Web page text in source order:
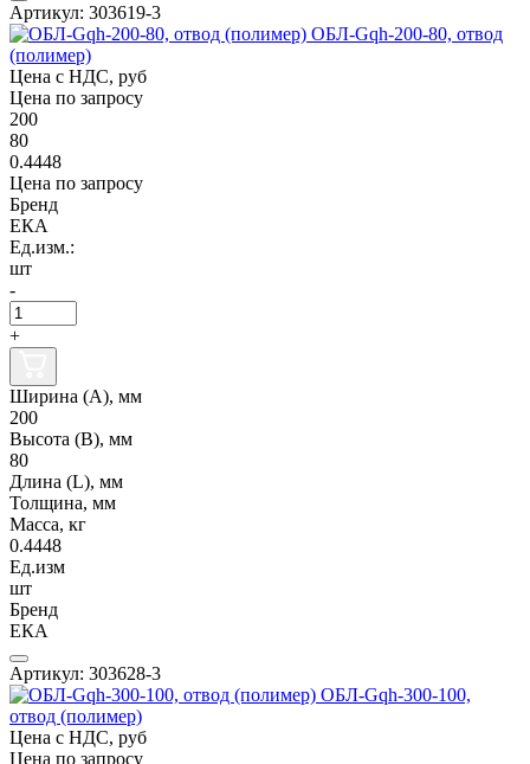
Артикул: 303619-3
ОБЛ-Gqh-200-80, отвод
(полимер)
Цена с НДС, руб
Цена по запросу
200
80
0.4448
Цена по запросу
Бренд
ЕКА
Ед.изм.:
шт
-
+
Ширина (А), мм
200
Высота (В), мм
80
Длина (L), мм
Толщина, мм
Масса, кг
0.4448
Ед.изм
шт
Бренд
ЕКА
Артикул: 303628-3
ОБЛ-Gqh-300-100,
отвод (полимер)
Цена с НДС, руб
Цена по запросу